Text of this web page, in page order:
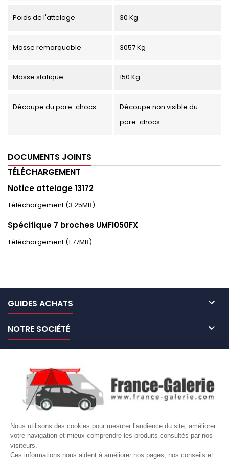
Nous utilisons des cookies pour mesurer l’audience du site, améliorer
votre navigation et mieux comprendre les produits consultés par nos
visiteurs.
Ces informations nous aident à améliorer nos pages, nos conseils et
Poids de l'attelage 30 Kg
Masse remorquable 3057 Kg
Masse statique 150 Kg
Découpe du pare-chocs
Découpe non visible du
pare-chocs
DOCUMENTS JOINTS
TÉLÉCHARGEMENT
Notice attelage 13172
Téléchargement (3.25MB)
Spécifique 7 broches UMFI050FX
Téléchargement (1.77MB)
GUIDES ACHATS 
NOTRE SOCIÉTÉ 
VOTRE COMPTE 
Site protégé par reCAPTCHA.
LETTRE D'INFORMATIONS